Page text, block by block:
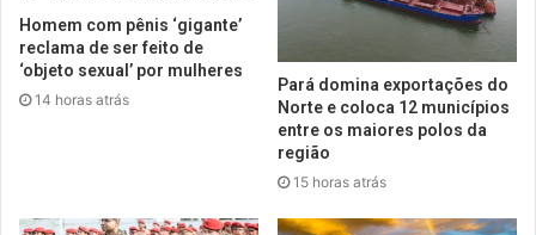
Homem com pênis ‘gigante’
reclama de ser feito de
‘objeto sexual’ por mulheres
14 horas atrás
Pará domina exportações do
Norte e coloca 12 municípios
entre os maiores polos da
região
15 horas atrás